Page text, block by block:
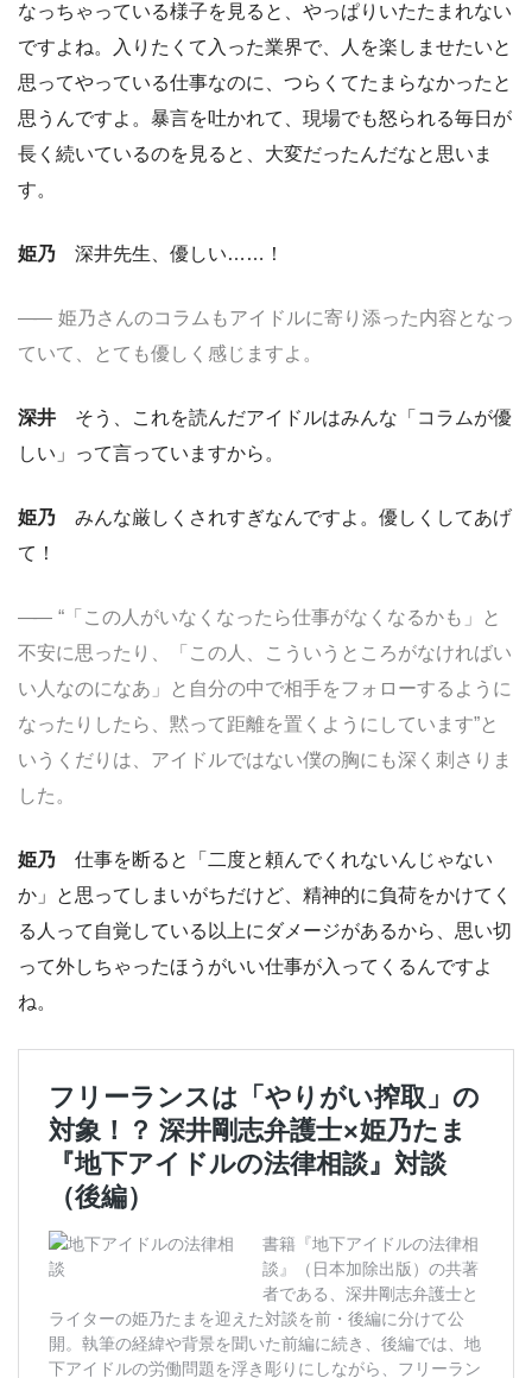
なっちゃっている様子を見ると、やっぱりいたたまれない
ですよね。入りたくて入った業界で、人を楽しませたいと
思ってやっている仕事なのに、つらくてたまらなかったと
思うんですよ。暴言を吐かれて、現場でも怒られる毎日が
長く続いているのを見ると、大変だったんだなと思いま
す。
姫乃 深井先生、優しい……！
姫乃さんのコラムもアイドルに寄り添った内容となっ
ていて、とても優しく感じますよ。
深井 そう、これを読んだアイドルはみんな「コラムが優
しい」って言っていますから。
姫乃 みんな厳しくされすぎなんですよ。優しくしてあげ
て！
“「この人がいなくなったら仕事がなくなるかも」と
不安に思ったり、「この人、こういうところがなければい
い人なのになあ」と自分の中で相手をフォローするように
なったりしたら、黙って距離を置くようにしています”と
いうくだりは、アイドルではない僕の胸にも深く刺さりま
した。
姫乃 仕事を断ると「二度と頼んでくれないんじゃない
か」と思ってしまいがちだけど、精神的に負荷をかけてく
る人って自覚している以上にダメージがあるから、思い切
って外しちゃったほうがいい仕事が入ってくるんですよ
ね。